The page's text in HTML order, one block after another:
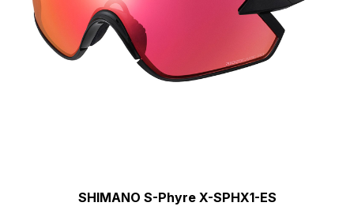
SHIMANO S-Phyre X-SPHX1-ES